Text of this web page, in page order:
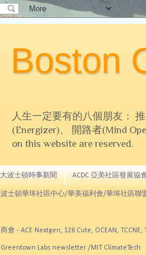
Boston
人生一定要有的八個朋友：
(Energizer)、 開路者(Mind
on this website are reserved.
大波士頓時事新聞 ACDC 亞美社區發展協
波士頓華埠社區中心/華美福利會/華埠社區聯
商會 - ACE Nextgen, 128 Cute, OCEAN,
Greentown Labs newsletter /MIT ClimateTech